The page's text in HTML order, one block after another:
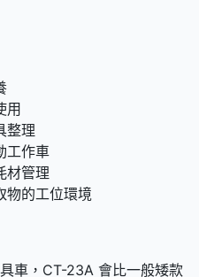
用
整理
工作車
材管理
物的工位環境
車，CT-23A 會比一般矮款